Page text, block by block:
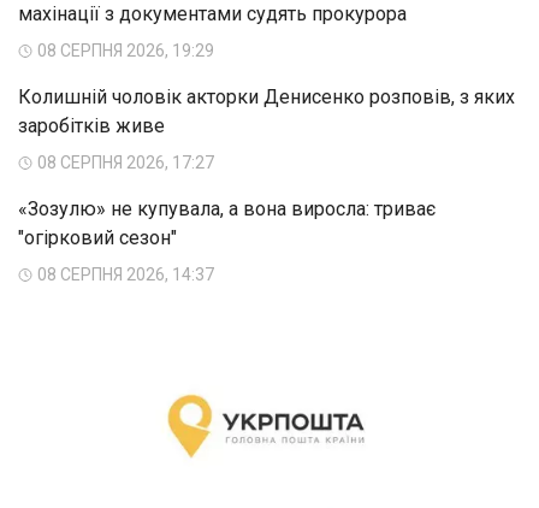
махінації з документами судять прокурора
08 СЕРПНЯ 2026, 19:29
Колишній чоловік акторки Денисенко розповів, з яких
заробітків живе
08 СЕРПНЯ 2026, 17:27
«Зозулю» не купувала, а вона виросла: триває
"огірковий сезон"
08 СЕРПНЯ 2026, 14:37